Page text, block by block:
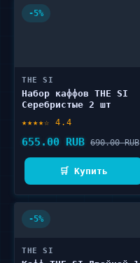
-5%
THE SI
Набор каффов THE SI
Серебристые 2 шт
★★★★☆ 4.4
655.00 RUB 690.00 RUB
🛒 Купить
-5%
THE SI